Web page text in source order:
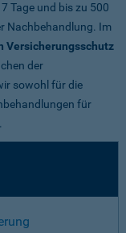
Tage und bis zu 500
Nachbehandlung. Im
Versicherungsschutz
der
sowohl für die
für